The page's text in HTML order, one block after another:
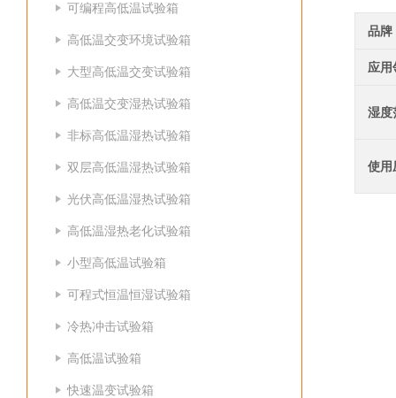
可编程高低温试验箱
高低温交变环境试验箱
大型高低温交变试验箱
高低温交变湿热试验箱
非标高低温湿热试验箱
双层高低温湿热试验箱
光伏高低温湿热试验箱
高低温湿热老化试验箱
小型高低温试验箱
可程式恒温恒湿试验箱
冷热冲击试验箱
高低温试验箱
快速温变试验箱
品牌
应用
湿度
使用